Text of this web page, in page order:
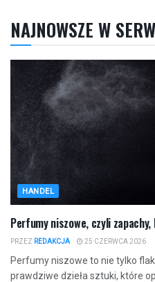
NAJNOWSZE W
HANDEL
Perfumy niszowe, czyli
PRZEZ REDAKCJA 25 CZERWCA 2026
Perfumy niszowe to nie tylko
prawdziwe dzieła sztuki, które